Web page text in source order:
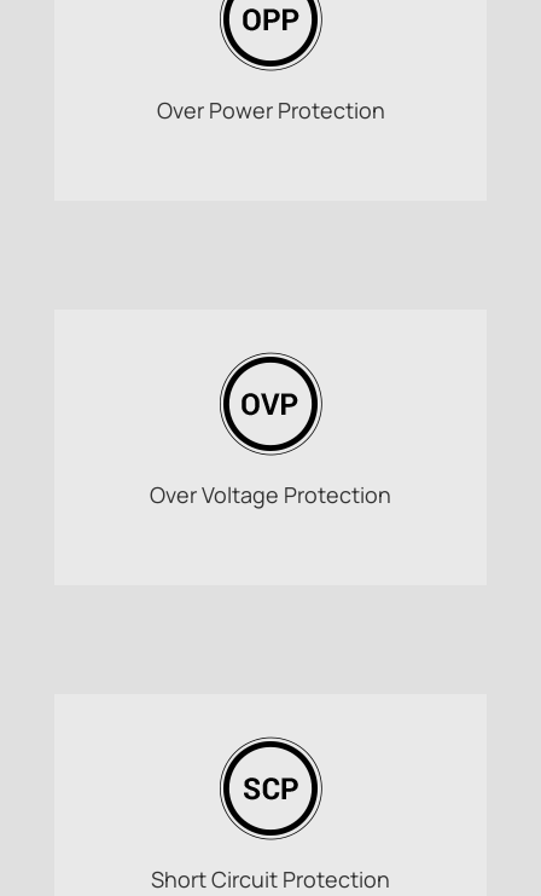
Over Power Protection
Over Voltage Protection
Short Circuit Protection